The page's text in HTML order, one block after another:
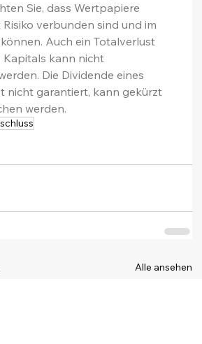
Sie, dass Wertpapiere
verbunden sind und im
Auch ein Totalverlust
Kapitals kann nicht
Die Dividende eines
nicht garantiert, kann gekürzt
werden.
Alle ansehen